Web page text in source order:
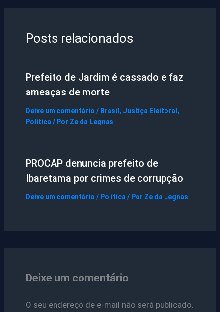
Posts relacionados
Prefeito de Jardim é cassado e faz
ameaças de morte
Deixe um comentário / Brasil , Justiça Eleitoral ,
Política / Por Ze da Legnas
PROCAP denuncia prefeito de
Ibaretama por crimes de corrupção
Deixe um comentário / Política / Por Ze da Legnas
Deixe um comentário
O seu endereço de e-mail não será publicado.